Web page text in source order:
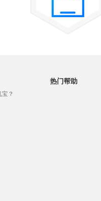
？
热门帮助